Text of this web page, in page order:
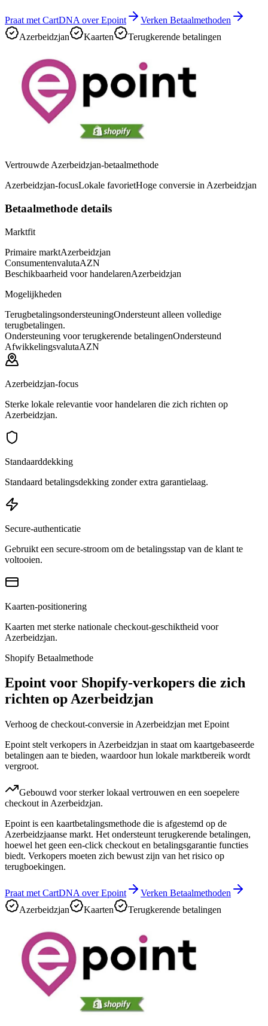
Praat met CartDNA over Epoint
Verken Betaalmethoden
Azerbeidzjan
Kaarten Terugkerende betalingen
Vertrouwde Azerbeidzjan-betaalmethode
Azerbeidzjan-focusLokale favorietHoge conversie in Azerbeidzjan
Betaalmethode details
Marktfit
Primaire marktAzerbeidzjan
ConsumentenvalutaAZN
Beschikbaarheid voor handelarenAzerbeidzjan
Mogelijkheden
TerugbetalingsondersteuningOndersteunt alleen volledige
terugbetalingen.
Ondersteuning voor terugkerende betalingenOndersteund
AfwikkelingsvalutaAZN
Azerbeidzjan-focus
Sterke lokale relevantie voor handelaren die zich richten op
Azerbeidzjan.
Standaarddekking
Standaard betalingsdekking zonder extra garantielaag.
Secure-authenticatie
Gebruikt een secure-stroom om de betalingsstap van de klant te
voltooien.
Kaarten-positionering
Kaarten met sterke nationale checkout-geschiktheid voor
Azerbeidzjan.
Shopify Betaalmethode
Epoint voor Shopify-verkopers die zich
richten op Azerbeidzjan
Verhoog de checkout-conversie in Azerbeidzjan met Epoint
Epoint stelt verkopers in Azerbeidzjan in staat om kaartgebaseerde
betalingen aan te bieden, waardoor hun lokale marktbereik wordt
vergroot.
Gebouwd voor sterker lokaal vertrouwen en een soepelere
checkout in Azerbeidzjan.
Epoint is een kaartbetalingsmethode die is afgestemd op de
Azerbeidzjaanse markt. Het ondersteunt terugkerende betalingen,
hoewel het geen een-click checkout en betalingsgarantie functies
biedt. Verkopers moeten zich bewust zijn van het risico op
terugboekingen.
Praat met CartDNA over Epoint
Verken Betaalmethoden
Azerbeidzjan
Kaarten Terugkerende betalingen